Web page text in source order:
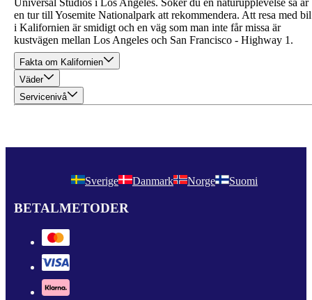
Universal Studios i Los Angeles. Söker du en naturupplevelse så är
en tur till Yosemite Nationalpark att rekommendera. Att resa med bil
i Kalifornien är smidigt och en väg som man inte får missa är
kustvägen mellan Los Angeles och San Francisco - Highway 1.
Fakta om Kalifornien
Väder
Servicenivå
Sverige Danmark Norge Suomi
BETALMETODER